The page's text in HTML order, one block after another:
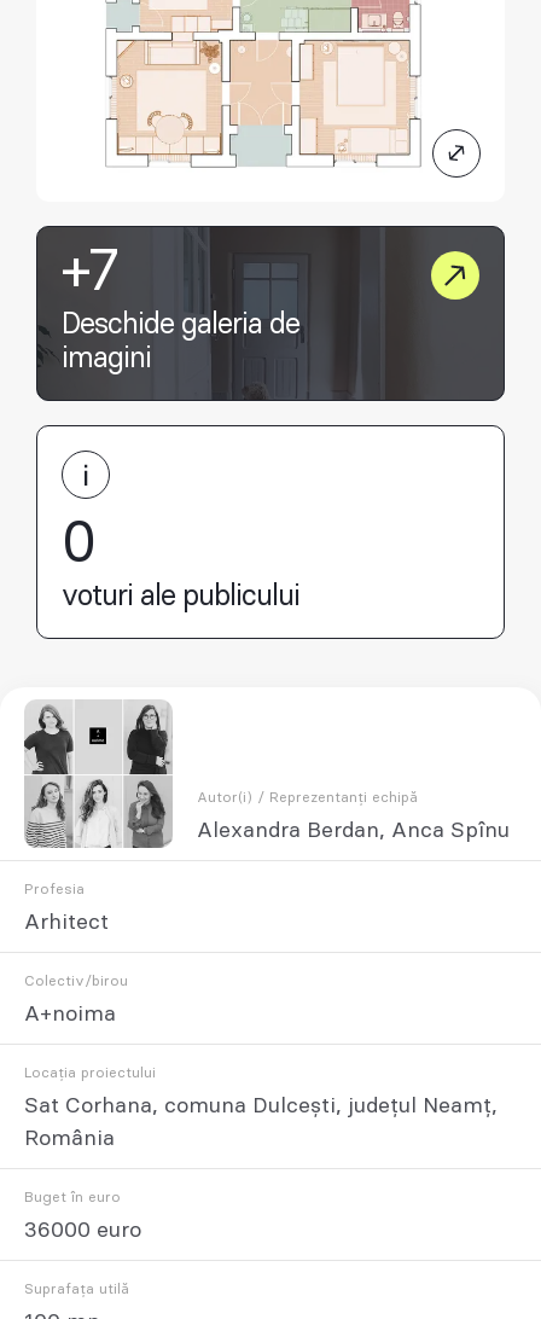
+7
Deschide galeria de
imagini
0
voturi ale publicului
Autor(i) / Reprezentanți echipă
Alexandra Berdan, Anca Spînu
Profesia
Arhitect
Colectiv/birou
A+noima
Locația proiectului
Sat Corhana, comuna Dulcești, județul Neamț,
România
Buget în euro
36000 euro
Suprafața utilă